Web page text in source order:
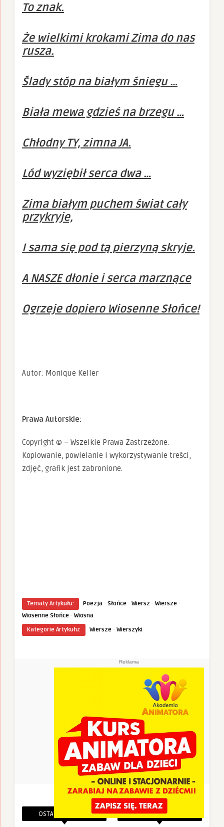
To znak.
Że wielkimi krokami Zima do nas
rusza.
Ślady stóp na białym śniegu …
Biała mewa gdzieś na brzegu …
Chłodny TY, zimna JA.
Lód wyziębił serca dwa …
Zima białym puchem świat cały
przykryje,
I sama się pod tą pierzyną skryje.
A NASZE dłonie i serca marznące
Ogrzeje dopiero Wiosenne Słońce!
Autor: Monique Keller
Prawa Autorskie:
Copyright © – Wszelkie Prawa Zastrzeżone.
Kopiowanie, powielanie i wykorzystywanie treści,
zdjęć, grafik jest zabronione.
Tematy Artykułu: Poezja · Słońce · Wiersz · Wiersze ·
Wiosenne Słońce · Wiosna
Kategorie Artykułu:
Wiersze · Wierszyki
Reklama
OSTATNIE PINEZKI POWIĄZANE PINEZKI